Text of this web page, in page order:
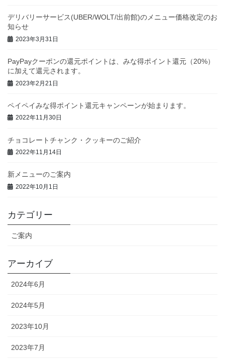
デリバリーサービス(UBER/WOLT/出前館)のメニュー価格改定のお
知らせ
2023年3月31日
PayPayクーポンの還元ポイントは、みな得ポイント還元（20%）
に加えて還元されます。
2023年2月21日
ペイペイみな得ポイント還元キャンペーンが始まります。
2022年11月30日
チョコレートチャンク・クッキーのご紹介
2022年11月14日
新メニューのご案内
2022年10月1日
カテゴリー
ご案内
アーカイブ
2024年6月
2024年5月
2023年10月
2023年7月